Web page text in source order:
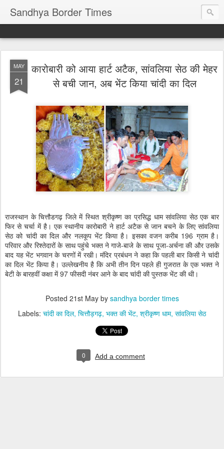
Sandhya Border Times
MAY
21
कारोबारी को आया हार्ट अटैक, सांवलिया सेठ की मेहर
से बची जान, अब भेंट किया चांदी का दिल
राजस्थान के चित्तौडगढ़ जिले में स्थित श्रीकृष्ण का प्रसिद्ध धाम सांवलिया सेठ एक बार
फिर से चर्चा में है। एक स्थानीय कारोबारी ने हार्ट अटैक से जान बचने के लिए सांवलिया
सेठ को चांदी का दिल और नलकूप भेंट किया है। इसका वजन करीब 196 ग्राम है।
परिवार और रिश्तेदारों के साथ पहुंचे भक्त ने गाजे-बाजे के साथ पूजा-अर्चना की और उसके
बाद यह भेंट भगवान के चरणों में रखी। मंदिर प्रबंधन ने कहा कि पहली बार किसी ने चांदी
का दिल भेंट किया है। उल्लेखनीय है कि अभी तीन दिन पहले ही गुजरात के एक भक्त ने
बेटी के बारहवीं कक्षा में 97 फीसदी नंबर आने के बाद चांदी की पुस्तक भेंट की थी।
Posted 21st Mayby sandhya border times
Labels: चांदी का दिल चित्तौड़गढ़ भक्त की भेंट श्रीकृष्ण धाम सांवलिया सेठ
0 Add a comment